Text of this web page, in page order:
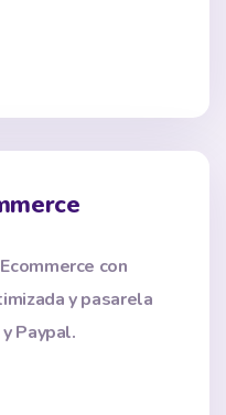
con
y pasarela
Paypal.